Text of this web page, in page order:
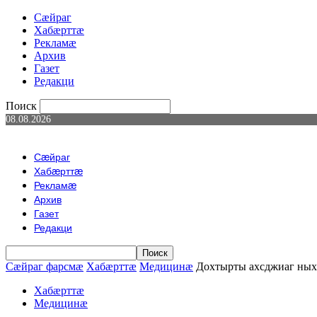
Сæйраг
Хабæрттæ
Рекламæ
Архив
Газет
Редакци
Поиск
08.08.2026
Сæйраг
Хабæрттæ
Рекламæ
Архив
Газет
Редакци
Сæйраг фарсмæ Хабæрттæ Медицинæ Дохтырты ахсджиаг
Хабæрттæ
Медицинæ